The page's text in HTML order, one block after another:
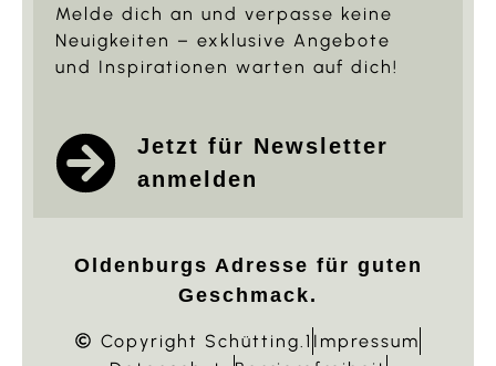
Melde dich an und verpasse keine
Neuigkeiten – exklusive Angebote
und Inspirationen warten auf dich!
Jetzt für Newsletter
anmelden
Oldenburgs Adresse für guten
Geschmack.
Copyright Schütting.1 Impressum